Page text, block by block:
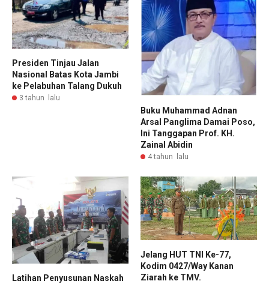
Presiden Tinjau Jalan
Nasional Batas Kota Jambi
ke Pelabuhan Talang Dukuh
3 tahun lalu
Buku Muhammad Adnan
Arsal Panglima Damai Poso,
Ini Tanggapan Prof. KH.
Zainal Abidin
4 tahun lalu
Latihan Penyusunan Naskah
Jelang HUT TNI Ke-77,
Kodim 0427/Way Kanan
Ziarah ke TMV.